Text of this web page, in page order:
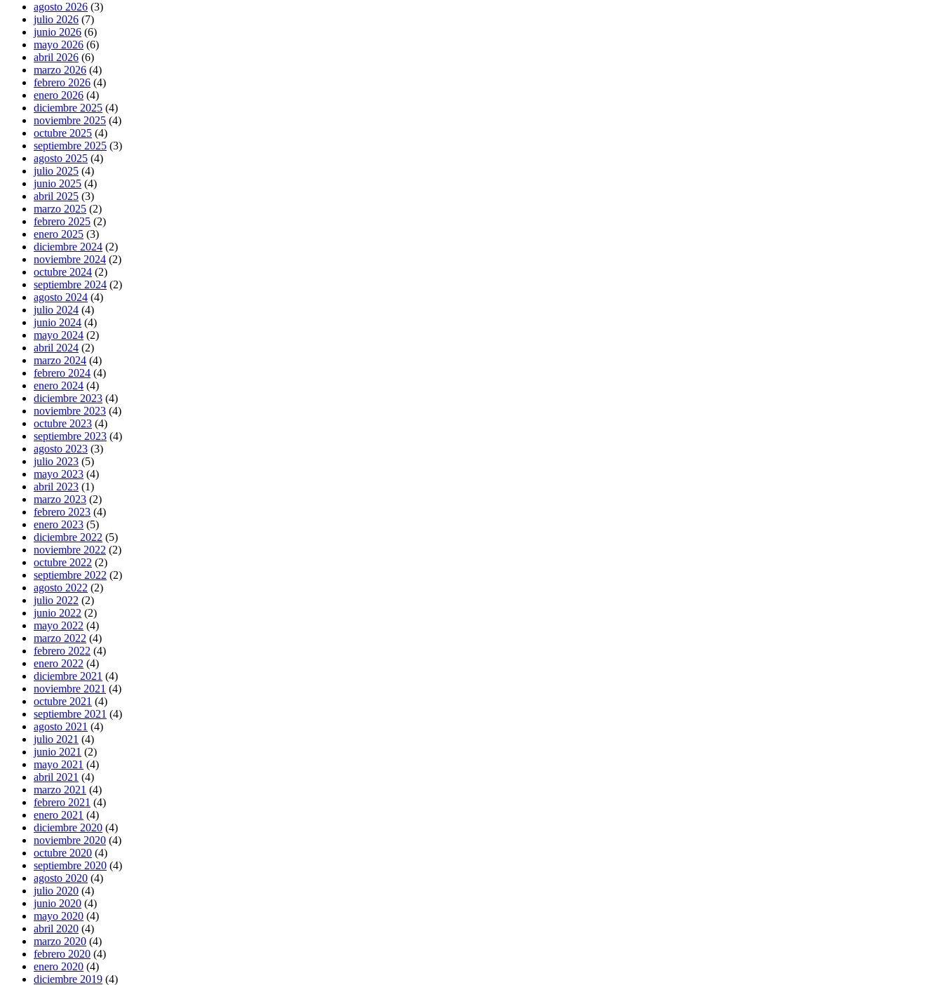
agosto 2026 (3)
julio 2026 (7)
junio 2026 (6)
mayo 2026 (6)
abril 2026 (6)
marzo 2026 (4)
febrero 2026 (4)
enero 2026 (4)
diciembre 2025 (4)
noviembre 2025 (4)
octubre 2025 (4)
septiembre 2025 (3)
agosto 2025 (4)
julio 2025 (4)
junio 2025 (4)
abril 2025 (3)
marzo 2025 (2)
febrero 2025 (2)
enero 2025 (3)
diciembre 2024 (2)
noviembre 2024 (2)
octubre 2024 (2)
septiembre 2024 (2)
agosto 2024 (4)
julio 2024 (4)
junio 2024 (4)
mayo 2024 (2)
abril 2024 (2)
marzo 2024 (4)
febrero 2024 (4)
enero 2024 (4)
diciembre 2023 (4)
noviembre 2023 (4)
octubre 2023 (4)
septiembre 2023 (4)
agosto 2023 (3)
julio 2023 (5)
mayo 2023 (4)
abril 2023 (1)
marzo 2023 (2)
febrero 2023 (4)
enero 2023 (5)
diciembre 2022 (5)
noviembre 2022 (2)
octubre 2022 (2)
septiembre 2022 (2)
agosto 2022 (2)
julio 2022 (2)
junio 2022 (2)
mayo 2022 (4)
marzo 2022 (4)
febrero 2022 (4)
enero 2022 (4)
diciembre 2021 (4)
noviembre 2021 (4)
octubre 2021 (4)
septiembre 2021 (4)
agosto 2021 (4)
julio 2021 (4)
junio 2021 (2)
mayo 2021 (4)
abril 2021 (4)
marzo 2021 (4)
febrero 2021 (4)
enero 2021 (4)
diciembre 2020 (4)
noviembre 2020 (4)
octubre 2020 (4)
septiembre 2020 (4)
agosto 2020 (4)
julio 2020 (4)
junio 2020 (4)
mayo 2020 (4)
abril 2020 (4)
marzo 2020 (4)
febrero 2020 (4)
enero 2020 (4)
diciembre 2019 (4)